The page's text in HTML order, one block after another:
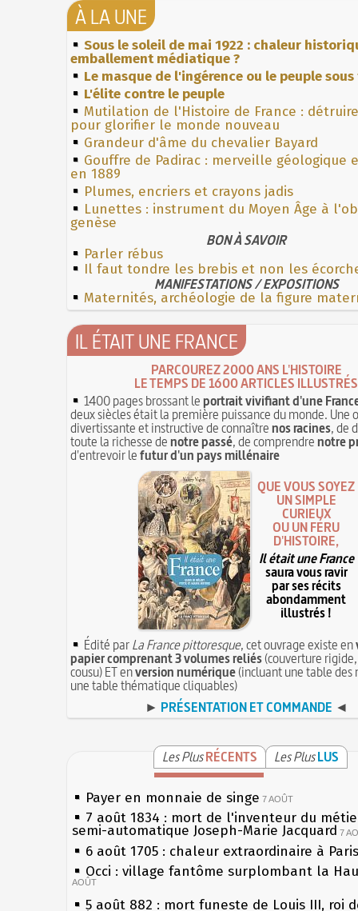
À LA UNE
Sous le soleil de mai 1922 : chaleur
emballement médiatique ?
Le masque de l'ingérence ou le peuple
L'élite contre le peuple
Mutilation de l'Histoire de France :
pour glorifier le monde nouveau
Grandeur d'âme du chevalier Bayard
Gouffre de Padirac : merveille géologique
en 1889
Plumes, encriers et crayons jadis
Lunettes : instrument du Moyen Âge à
genèse
BON À SAVOIR
Parler rébus
Il faut tondre les brebis et non les
MANIFESTATIONS / EXPOSITIONS
Maternités, archéologie de la figure
IL ÉTAIT UNE FRANCE
PARCOUREZ 2000 ANS L'HISTOIRE
LE TEMPS DE 1600 ARTICLES ILLUSTRÉS
1400 pages brossant leportrait vivifiant d'une
deux siècles était la première puissance du monde. Une
divertissante et instructive de connaîtrenos racines, de
toute la richesse denotre passé, de comprendrenotre
d'entrevoir lefutur d'un pays millénaire
QUE VOUS SOYEZ
UN SIMPLE
CURIEUX
OU UN FÉRU
D'HISTOIRE,
Il était une France
saura vous ravir
par ses récits
abondamment
illustrés !
Édité parLa France pittoresque, cet ouvrage existe en
papier comprenant 3 volumes reliés(couverture
cousu) ET enversion numérique(incluant une table des
une table thématique cliquables)
► PRÉSENTATION ET COMMANDE ◄
Les PlusRÉCENTS Les PlusLUS
Payer en monnaie de singe 7 AOÛT
7 août 1834 : mort de l'inventeur du
semi-automatique Joseph-Marie Jacquard 7
6 août 1705 : chaleur extraordinaire à Paris
Occi : village fantôme surplombant la
AOÛT
5 août 882 : mort funeste de Louis III, roi